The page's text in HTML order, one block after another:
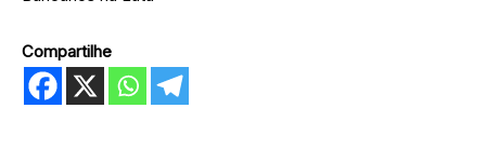
Compartilhe